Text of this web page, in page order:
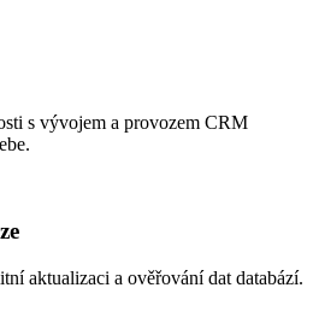
s vývojem a provozem CRM
aktualizaci a ověřování dat databází.